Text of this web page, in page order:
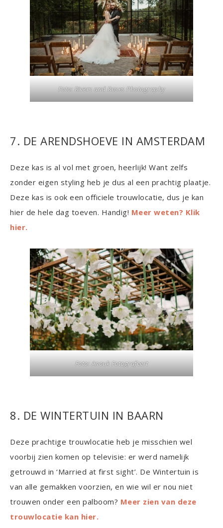
Foto: Rivers and Roses Photography
7. DE ARENDSHOEVE IN AMSTERDAM
Deze kas is al vol met groen, heerlijk! Want zelfs
zonder eigen styling heb je dus al een prachtig plaatje.
Deze kas is ook een officiele trouwlocatie, dus je kan
hier de hele dag toeven. Handig! Meer weten? Klik
hier.
Foto: Anouk Fotografeert
8. DE WINTERTUIN IN BAARN
Deze prachtige trouwlocatie heb je misschien wel
voorbij zien komen op televisie: er werd namelijk
getrouwd in ‘Married at first sight’. De Wintertuin is
van alle gemakken voorzien, en wie wil er nou niet
trouwen onder een palboom? Meer zien van deze
trouwlocatie kan hier.